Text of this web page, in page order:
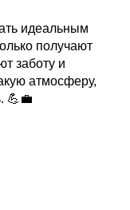
идеальным
получают
заботу и
атмосферу,
💪💼